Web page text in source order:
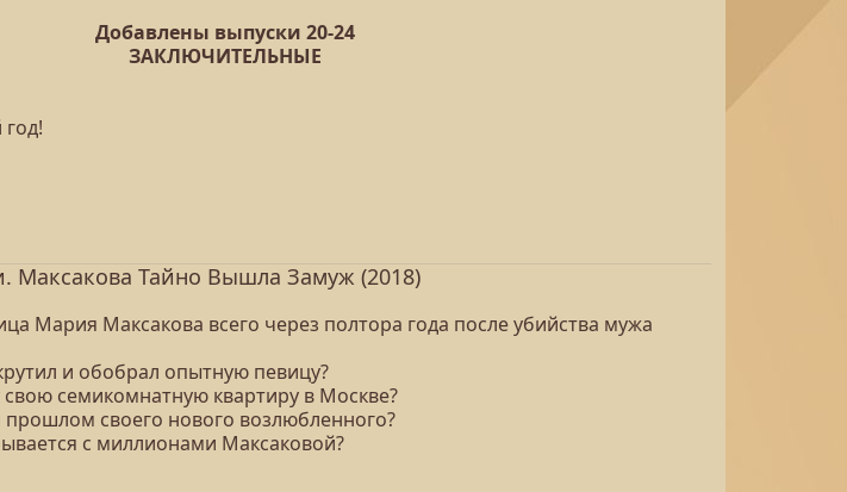
Добавлены выпуски 20-24
ЗАКЛЮЧИТЕЛЬНЫЕ
Максакова Тайно Вышла Замуж (2018)
Мария Максакова всего через полтора года после убийства мужа
и обобрал опытную певицу?
семикомнатную квартиру в Москве?
своего нового возлюбленного?
с миллионами Максаковой?